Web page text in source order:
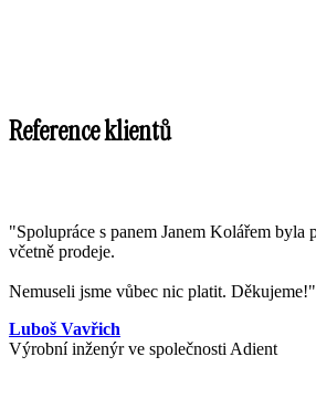
Reference klientů
"Spolupráce s panem Janem Kolářem
včetně prodeje.
Nemuseli jsme vůbec nic platit. Děkujeme!"
Luboš Vavřich
Výrobní inženýr ve společnosti Adient